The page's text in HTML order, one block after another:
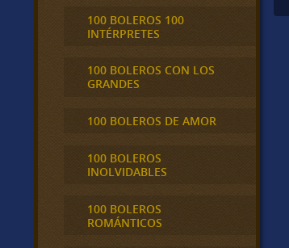
100 BOLEROS 100
INTÉRPRETES
100 BOLEROS CON LOS
GRANDES
100 BOLEROS DE AMOR
100 BOLEROS
INOLVIDABLES
100 BOLEROS
ROMÁNTICOS